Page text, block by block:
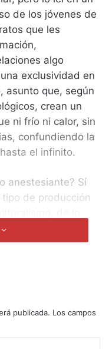
de los jóvenes de
que les
algo
exclusividad en
asunto que, según
crean un
ni frío ni calor, sin
confundiendo la
el infinito.
anestesiante? Sí
de producción
deriva la atención
sensación de
que acuden cada
el punto de
a predicar siempre
publicada. Los campos